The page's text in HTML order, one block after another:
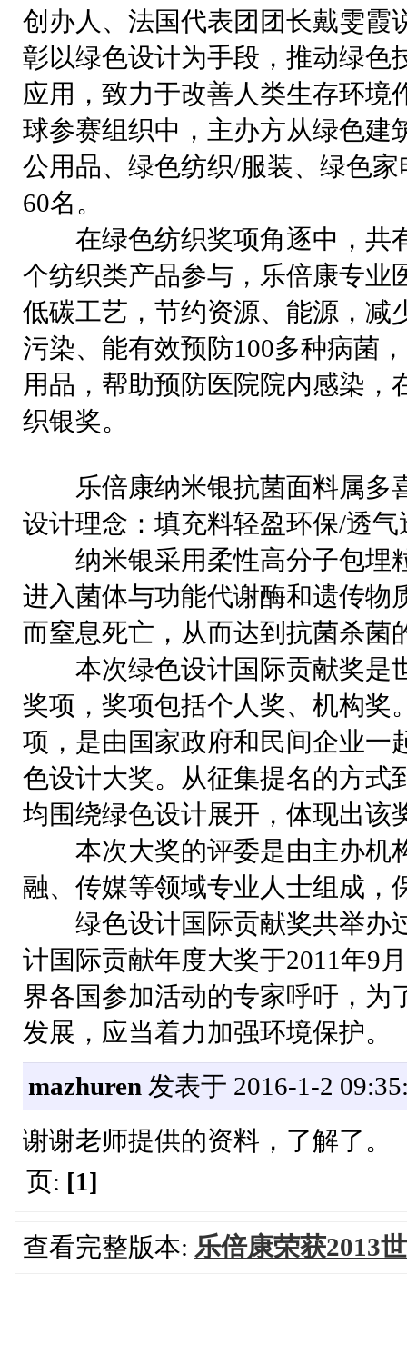
创办人、法国代表团团长戴雯霞
彰以绿色设计为手段，推动绿色
应用，致力于改善人类生存环境
球参赛组织中，主办方从绿色建
公用品、绿色纺织/服装、绿色
60名。
在绿色纺织奖项角逐中，共
个纺织类产品参与，乐倍康专业
低碳工艺，节约资源、能源，减
污染、能有效预防100多种病菌
用品，帮助预防医院院内感染，
织银奖。
乐倍康纳米银抗菌面料属多
设计理念：填充料轻盈环保/透
纳米银采用柔性高分子包埋
进入菌体与功能代谢酶和遗传物
而窒息死亡，从而达到抗菌杀菌
本次绿色设计国际贡献奖是
奖项，奖项包括个人奖、机构奖
项，是由国家政府和民间企业一
色设计大奖。从征集提名的方式
均围绕绿色设计展开，体现出该
本次大奖的评委是由主办机
融、传媒等领域专业人士组成，
绿色设计国际贡献奖共举办
计国际贡献年度大奖于2011年9
界各国参加活动的专家呼吁，为
发展，应当着力加强环境保护。
mazhuren 发表于 2016-1-2
谢谢老师提供的资料，了解了。
页: [1]
查看完整版本: 乐倍康荣获2013